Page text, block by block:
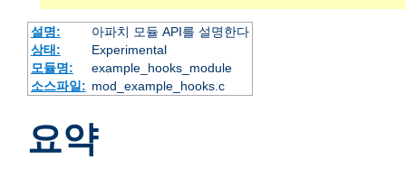
설명:
아파치 모듈 API를 설명한다
상태:
Experimental
모듈명:
example_hooks_module
소스파일: mod_example_hooks.c
요약